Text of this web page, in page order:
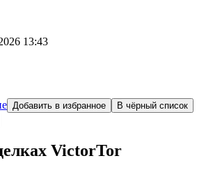
13:43
Добавить в избранное
В чёрный список
VictorTor